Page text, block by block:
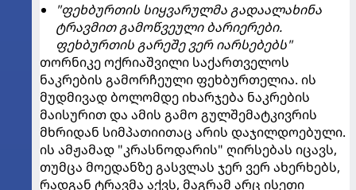
"ფეხბურთის სიყვარულმა გადაალახინა
ტრავმით გამოწვეული ბარიერები.
ფეხბურთის გარეშე ვერ იარსებებს"
თორნიკე ოქრიაშვილი საქართველოს
ნაკრების გამორჩეული ფეხბურთელია. ის
მუდმივად ბოლომდე იხარჯება ნაკრების
მაისურით და ამის გამო გულშემატკივრის
მხრიდან სიმპათიითაც არის დაჯილდოებული.
ის ამჟამად "კრასნოდარის" ღირსებას იცავს,
თუმცა მოედანზე გასვლას ჯერ ვერ ახერხებს,
რადგან ტრავმა აქვს, მაგრამ არც ისეთი